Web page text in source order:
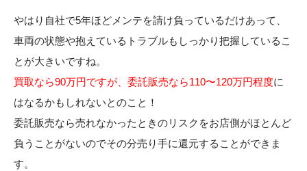
やはり自社で5年ほどメンテを請け負っているだけあって、
車両の状態や抱えているトラブルもしっかり把握しているこ
とが大きいですね。
買取なら90万円ですが、委託販売なら110〜120万円程度に
はなるかもしれないとのこと！
委託販売なら売れなかったときのリスクをお店側がほとんど
負うことがないのでその分売り手に還元することができま
す。